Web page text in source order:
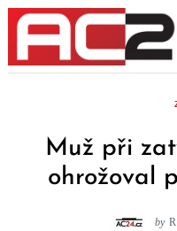
Skip
content
Muž při
ohrožoval
by